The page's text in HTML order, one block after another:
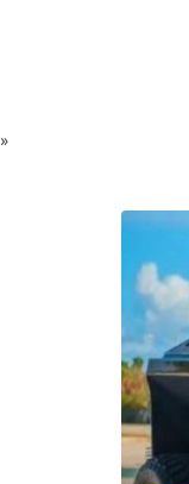
»